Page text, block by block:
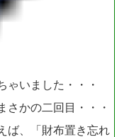
ゃいました・・・
さかの二回目・・・
ば、「財布置き忘れ